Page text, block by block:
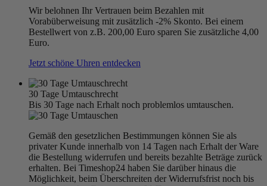
Wir belohnen Ihr Vertrauen beim Bezahlen mit
Vorabüberweisung mit zusätzlich -2% Skonto. Bei einem
Bestellwert von z.B. 200,00 Euro sparen Sie zusätzliche 4,00
Euro.
Jetzt schöne Uhren entdecken
30 Tage Umtauschrecht
Bis 30 Tage nach Erhalt noch problemlos umtauschen.
Gemäß den gesetzlichen Bestimmungen können Sie als
privater Kunde innerhalb von 14 Tagen nach Erhalt der Ware
die Bestellung widerrufen und bereits bezahlte Beträge zurück
erhalten. Bei Timeshop24 haben Sie darüber hinaus die
Möglichkeit, beim Überschreiten der Widerrufsfrist noch bis